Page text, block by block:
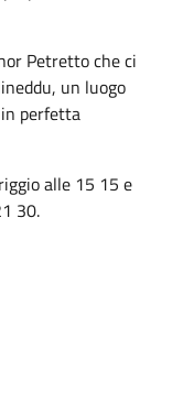
Petretto che ci
un luogo
perfetta
alle 15 15 e
30.